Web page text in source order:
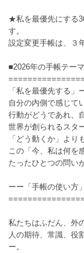
★私を最優先にする
す。
設定変更手帳は、３
■2026年の手帳テー
「私を最優先する」
自分の内側で感じて
行動がどうであれ、
世界が創られるスタ
「どう動くか」より
この「今、私は何を
たったひとつの問い
ーー「手帳の使い方
私たちはふだん、外
人の期待、常識、役
ー。